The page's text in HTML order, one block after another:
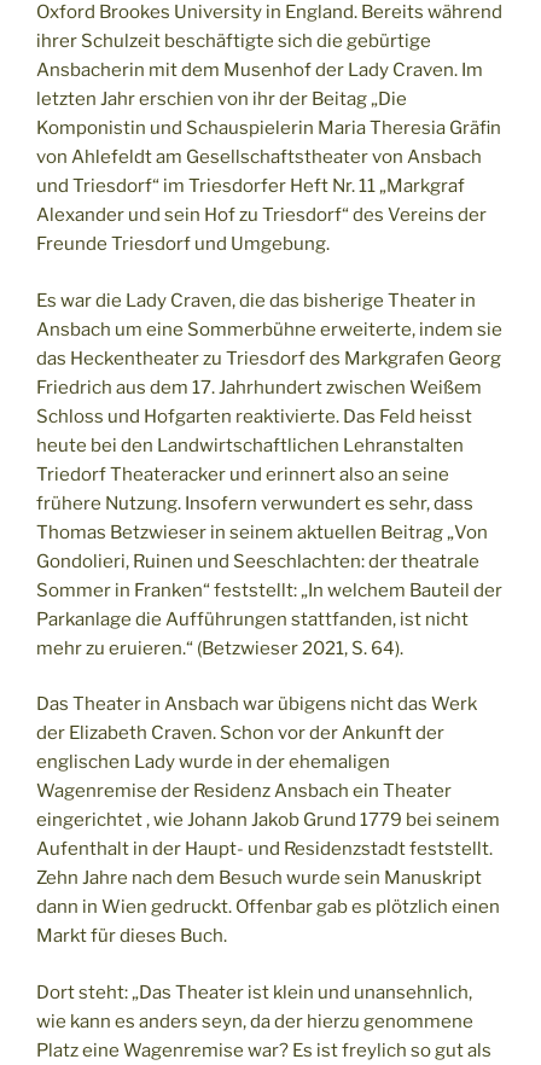
Oxford Brookes University in England. Bereits während
ihrer Schulzeit beschäftigte sich die gebürtige
Ansbacherin mit dem Musenhof der Lady Craven. Im
letzten Jahr erschien von ihr der Beitag „Die
Komponistin und Schauspielerin Maria Theresia Gräfin
von Ahlefeldt am Gesellschaftstheater von Ansbach
und Triesdorf“ im Triesdorfer Heft Nr. 11 „Markgraf
Alexander und sein Hof zu Triesdorf“ des Vereins der
Freunde Triesdorf und Umgebung.
Es war die Lady Craven, die das bisherige Theater in
Ansbach um eine Sommerbühne erweiterte, indem sie
das Heckentheater zu Triesdorf des Markgrafen Georg
Friedrich aus dem 17. Jahrhundert zwischen Weißem
Schloss und Hofgarten reaktivierte. Das Feld heisst
heute bei den Landwirtschaftlichen Lehranstalten
Triedorf Theateracker und erinnert also an seine
frühere Nutzung. Insofern verwundert es sehr, dass
Thomas Betzwieser in seinem aktuellen Beitrag „Von
Gondolieri, Ruinen und Seeschlachten: der theatrale
Sommer in Franken“ feststellt: „In welchem Bauteil der
Parkanlage die Aufführungen stattfanden, ist nicht
mehr zu eruieren.“ (Betzwieser 2021, S. 64).
Das Theater in Ansbach war übigens nicht das Werk
der Elizabeth Craven. Schon vor der Ankunft der
englischen Lady wurde in der ehemaligen
Wagenremise der Residenz Ansbach ein Theater
eingerichtet , wie Johann Jakob Grund 1779 bei seinem
Aufenthalt in der Haupt- und Residenzstadt feststellt.
Zehn Jahre nach dem Besuch wurde sein Manuskript
dann in Wien gedruckt. Offenbar gab es plötzlich einen
Markt für dieses Buch.
Dort steht: „Das Theater ist klein und unansehnlich,
wie kann es anders seyn, da der hierzu genommene
Platz eine Wagenremise war? Es ist freylich so gut als